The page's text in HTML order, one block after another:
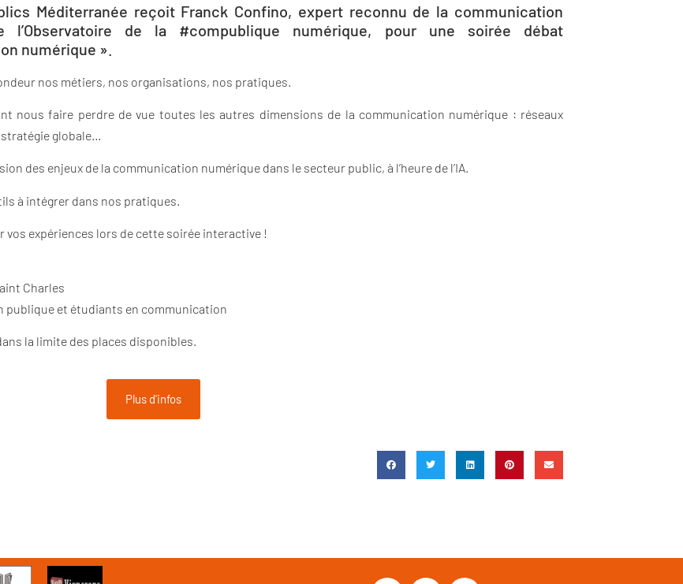
Méditerranée reçoit Franck Confino, expert reconnu de la communication
l’Observatoire de la #compublique numérique, pour une soirée débat
numérique ».
nos métiers, nos organisations, nos pratiques.
nous faire perdre de vue toutes les autres dimensions de la communication numérique : réseaux
globale…
des enjeux de la communication numérique dans le secteur public, à l’heure de l’IA.
à intégrer dans nos pratiques.
vos expériences lors de cette soirée interactive !
Charles
publique et étudiants en communication
la limite des places disponibles.
Plus d'infos